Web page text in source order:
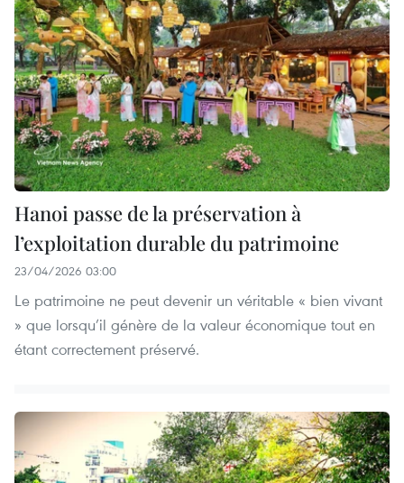
Hanoi passe de la préservation à
l’exploitation durable du patrimoine
23/04/2026 03:00
Le patrimoine ne peut devenir un véritable « bien vivant
» que lorsqu’il génère de la valeur économique tout en
étant correctement préservé.